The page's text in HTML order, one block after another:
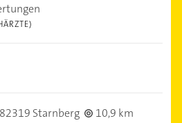
82319 Starnberg
10,9 km